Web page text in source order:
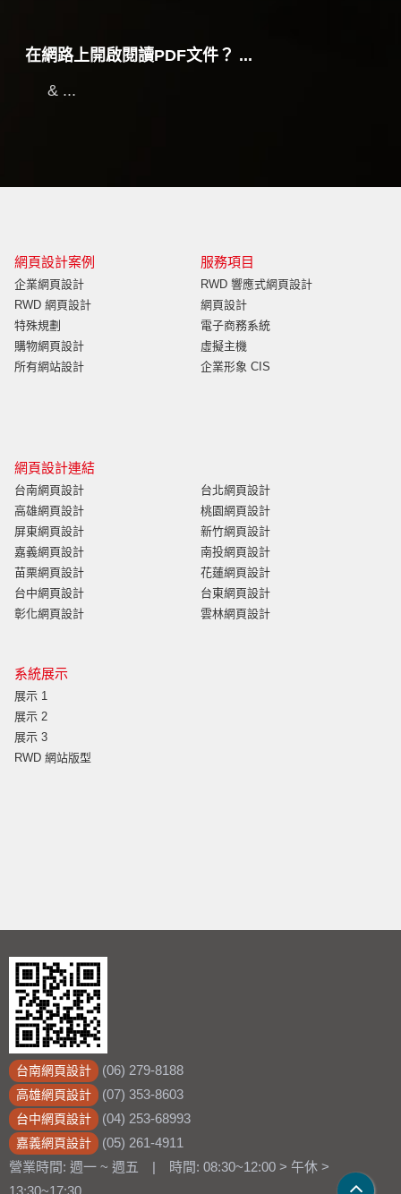
在網路上開啟閱讀PDF文件？ ...
& ...
網頁設計案例
企業網頁設計
RWD 網頁設計
特殊規劃
購物網頁設計
所有網站設計
服務項目
RWD 響應式網頁設計
網頁設計
電子商務系統
虛擬主機
企業形象 CIS
網頁設計連結
台南網頁設計
高雄網頁設計
屏東網頁設計
嘉義網頁設計
苗栗網頁設計
台中網頁設計
彰化網頁設計
台北網頁設計
桃園網頁設計
新竹網頁設計
南投網頁設計
花蓮網頁設計
台東網頁設計
雲林網頁設計
系統展示
展示 1
展示 2
展示 3
RWD 網站版型
台南網頁設計 (06) 279-8188
高雄網頁設計 (07) 353-8603
台中網頁設計 (04) 253-68993
嘉義網頁設計
(05) 261-4911
營業時間: 週一 ~ 週五 | 時間: 08:30~12:00 > 午休 >
13:30~17:30